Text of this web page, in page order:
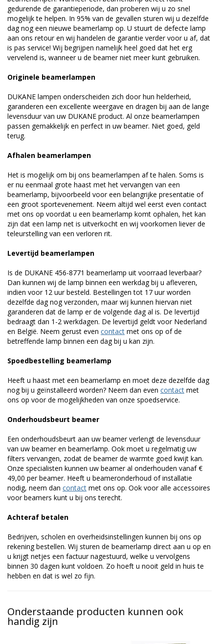
gedurende de garantieperiode, dan proberen wij u zo snel
mogelijk te helpen. In 95% van de gevallen sturen wij u dezelfde
dag nog een nieuwe beamerlamp op. U stuurt de defecte lamp
aan ons retour en wij handelen de garantie verder voor u af, dat
is pas service! Wij begrijpen namelijk heel goed dat het erg
vervelend is, wanneer u de beamer niet meer kunt gebruiken.
Originele beamerlampen
DUKANE lampen onderscheiden zich door hun helderheid,
garanderen een excellente weergave en dragen bij aan de lange
levensduur van uw DUKANE product. Al onze beamerlampen
passen gemakkelijk en perfect in uw beamer. Niet goed, geld
terug.
Afhalen beamerlampen
Het is mogelijk om bij ons beamerlampen af te halen. Soms is
er nu eenmaal grote haast met het vervangen van een
beamerlamp, bijvoorbeeld voor een belangrijke presentatie of
een groot sportevenement. Neem altijd wel eerst even contact
met ons op voordat u een beamerlamp komt ophalen, het kan
zijn dat een lamp net is uitverkocht en wij voorkomen liever de
teleurstelling van een verloren rit.
Levertijd beamerlampen
Is de DUKANE 456-8771 beamerlamp uit voorraad leverbaar?
Dan kunnen wij de lamp binnen een werkdag bij u afleveren,
indien voor 12 uur besteld. Bestellingen tot 17 uur worden
dezelfde dag nog verzonden, maar wij kunnen hiervan niet
garanderen dat de lamp er de volgende dag al is. De levertijd
bedraagt dan 1-2 werkdagen. De levertijd geldt voor Nederland
en België. Neem gerust even contact met ons op of de
betreffende lamp binnen een dag bij u kan zijn.
Spoedbestelling beamerlamp
Heeft u haast met een beamerlamp en moet deze dezelfde dag
nog bij u geïnstalleerd worden? Neem dan even contact met
ons op voor de mogelijkheden van onze spoedservice.
Onderhoudsbeurt beamer
Een onderhoudsbeurt aan uw beamer verlengt de levensduur
van uw beamer en beamerlamp. Ook moet u regelmatig uw
filters vervangen, zodat de beamer de warmte goed kwijt kan.
Onze specialisten kunnen uw beamer al onderhouden vanaf €
49,00 per beamer. Heeft u beameronderhoud of installatie
nodig, neem dan contact met ons op. Ook voor alle accessoires
voor beamers kunt u bij ons terecht.
Achteraf betalen
Bedrijven, scholen en overheidsinstellingen kunnen bij ons op
rekening bestellen. Wij sturen de beamerlamp direct aan u op en
u krijgt netjes een factuur nagestuurd, welke u vervolgens
binnen 30 dagen kunt voldoen. Zo hoeft u nooit geld in huis te
hebben en dat is wel zo fijn.
Onderstaande producten kunnen ook
handig zijn